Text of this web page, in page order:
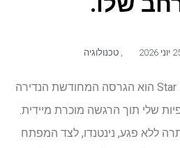
טכנולוגיה
Star Fox for Nintendo Switch 2 הוא הגרסה המחודשת הנדירה
שלי תוך הרגשה מוכרת מיידית.
ללא פגע, נינטנדו, לצד המפתח